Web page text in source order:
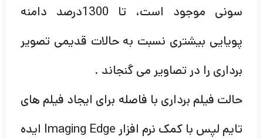
سونی موجود است، تا 1300درصد دامنه
پویایی بیشتری نسبت به حالات قدیمی تصویر
برداری را در تصاویر می گنجاند .
حالت فیلم برداری با فاصله برای ایجاد فیلم های
تایم لپس با کمک نرم افزار Imaging Edge ایده